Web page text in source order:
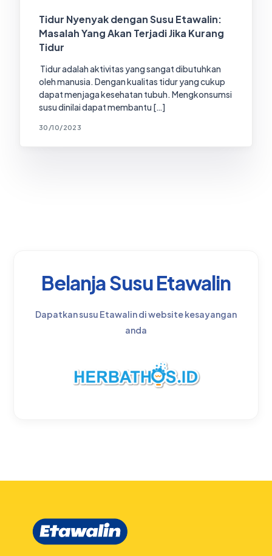
Tidur Nyenyak dengan Susu Etawalin:
Masalah Yang Akan Terjadi Jika Kurang
Tidur
Tidur adalah aktivitas yang sangat dibutuhkan
oleh manusia. Dengan kualitas tidur yang cukup
dapat menjaga kesehatan tubuh. Mengkonsumsi
susu dinilai dapat membantu […]
30/10/2023
Belanja Susu Etawalin
Dapatkan susu Etawalin di website kesayangan
anda